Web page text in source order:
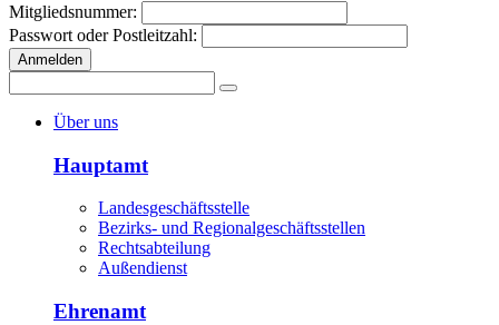
Mitgliedsnummer:
Passwort oder Postleitzahl:
Anmelden
Über uns
Hauptamt
Landesgeschäftsstelle
Bezirks- und Regionalgeschäftsstellen
Rechtsabteilung
Außendienst
Ehrenamt